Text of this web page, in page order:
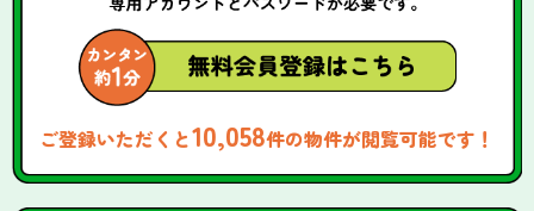
ご登録いただくと10,058件の物件が閲覧可能です！